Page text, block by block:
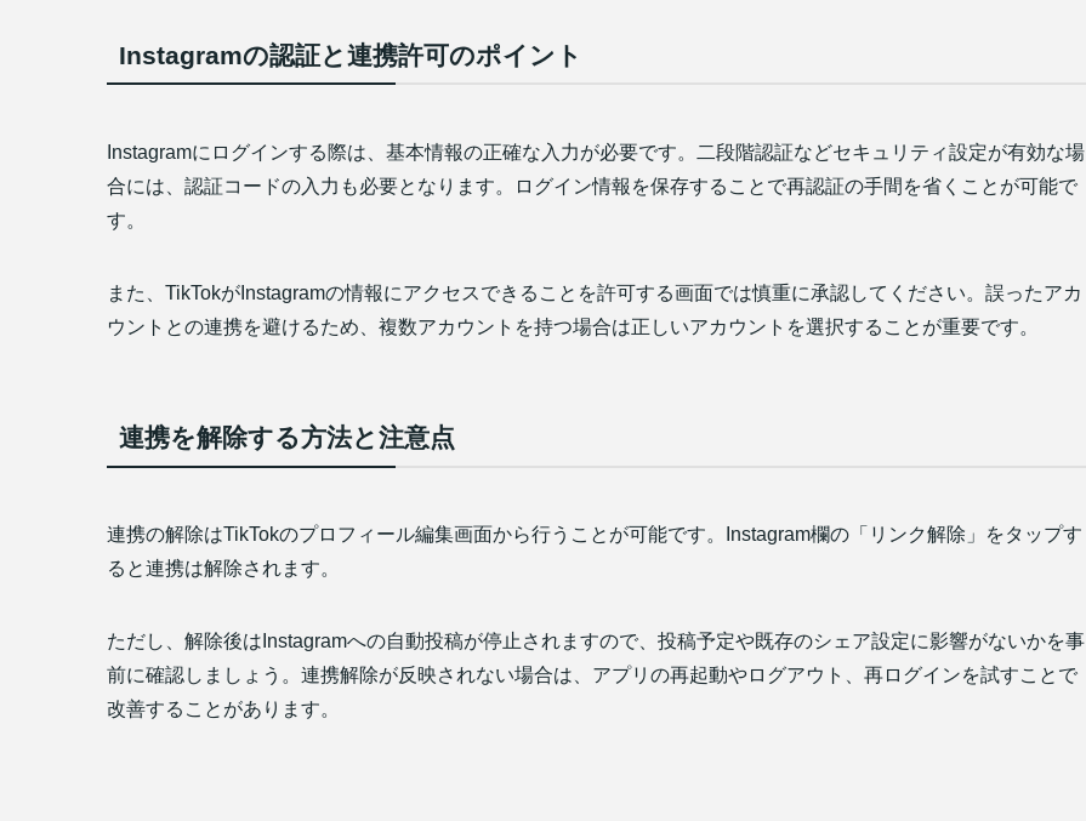
Instagramの認証と連携許可のポイント
Instagramにログインする際は、基本情報の正確な入力が必要です。二段階認証などセキュリティ設定が有効な場
合には、認証コードの入力も必要となります。ログイン情報を保存することで再認証の手間を省くことが可能で
す。
また、TikTokがInstagramの情報にアクセスできることを許可する画面では慎重に承認してください。誤ったアカ
ウントとの連携を避けるため、複数アカウントを持つ場合は正しいアカウントを選択することが重要です。​
連携を解除する方法と注意点
連携の解除はTikTokのプロフィール編集画面から行うことが可能です。Instagram欄の「リンク解除」をタップす
ると連携は解除されます。
ただし、解除後はInstagramへの自動投稿が停止されますので、投稿予定や既存のシェア設定に影響がないかを事
前に確認しましょう。連携解除が反映されない場合は、アプリの再起動やログアウト、再ログインを試すことで
改善することがあります。